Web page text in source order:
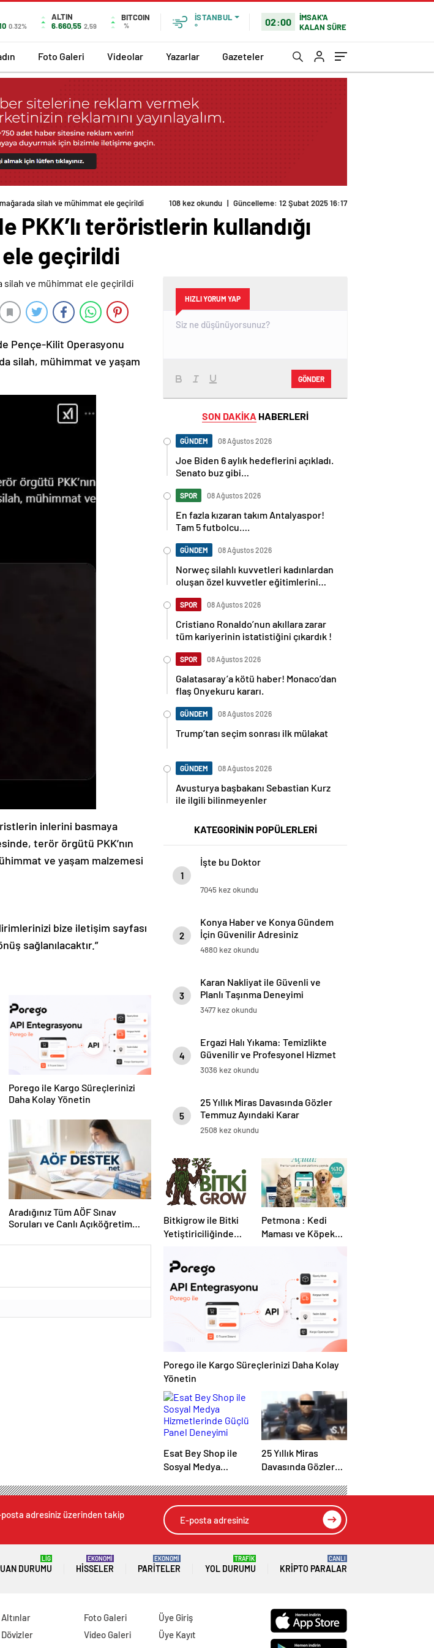
0.32%
ALTIN
6.660,55 2,59
BITCOIN
%
İSTANBUL
°
02:00
İMSAK'A
KALAN SÜRE
Foto Galeri Videolar Yazarlar Gazeteler
mağarada silah ve mühimmat ele geçirildi 108 kez okundu | Güncelleme: 12 Şubat 2025 16:17
PKK’lı teröristlerin kullandığı
geçirildi
Pençe-Kilit Operasyonu
silah, mühimmat ve yaşam
inlerini basmaya
terör örgütü PKK’nın
ve yaşam malzemesi
bize iletişim sayfası
sağlanılacaktır.”
Porego ile Kargo Süreçlerinizi
Daha Kolay Yönetin
Aradığınız Tüm AÖF Sınav
Soruları ve Canlı Açıköğretim
HIZLI YORUM YAP
GÖNDER
SON DAKİKA HABERLERİ
GÜNDEM 08 Ağustos 2026
Joe Biden 6 aylık hedeflerini açıkladı.
Senato buz gibi…
SPOR 08 Ağustos 2026
En fazla kızaran takım Antalyaspor!
Tam 5 futbolcu….
GÜNDEM 08 Ağustos 2026
Norweç silahlı kuvvetleri kadınlardan
oluşan özel kuvvetler eğitimlerini
SPOR 08 Ağustos 2026
Cristiano Ronaldo’nun akıllara zarar
tüm kariyerinin istatistiğini çıkardık !
SPOR 08 Ağustos 2026
Galatasaray’a kötü haber! Monaco’dan
flaş Onyekuru kararı.
GÜNDEM 08 Ağustos 2026
Trump’tan seçim sonrası ilk mülakat
GÜNDEM 08 Ağustos 2026
Avusturya başbakanı Sebastian Kurz
ile ilgili bilinmeyenler
KATEGORİNİN POPÜLERLERİ
1
İşte bu Doktor
7045 kez okundu
2
Konya Haber ve Konya Gündem
İçin Güvenilir Adresiniz
4880 kez okundu
3
Karan Nakliyat ile Güvenli ve
Planlı Taşınma Deneyimi
3477 kez okundu
4
Ergazi Halı Yıkama: Temizlikte
Güvenilir ve Profesyonel Hizmet
3036 kez okundu
5
25 Yıllık Miras Davasında Gözler
Temmuz Ayındaki Karar
Duruşmasına Çevrildi
2508 kez okundu
Bitkigrow ile Bitki
Yetiştiriciliğinde
Ürün Seçimi
Petmona : Kedi
Maması ve Köpek
Porego ile Kargo Süreçlerinizi Daha Kolay
Yönetin
Esat Bey Shop ile
Sosyal Medya
Güçlü Panel
Deneyimi
25 Yıllık Miras
Davasında Gözler
Karar Duruşmasına
Çevrildi
adresiniz üzerinden takip
DURUMU
LİG
HISSELER
EKONOMİ
PARITELER
EKONOMİ
YOL DURUMU
TRAFİK
KRIPTO PARALAR
CANLI
Altınlar
Dövizler
Foto Galeri
Video Galeri
Üye Giriş
Üye Kayıt